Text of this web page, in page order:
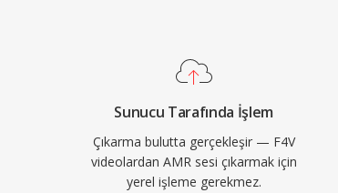
Sunucu Tarafında İşlem
Çıkarma bulutta gerçekleşir — F4V
videolardan AMR sesi çıkarmak için
yerel işleme gerekmez.